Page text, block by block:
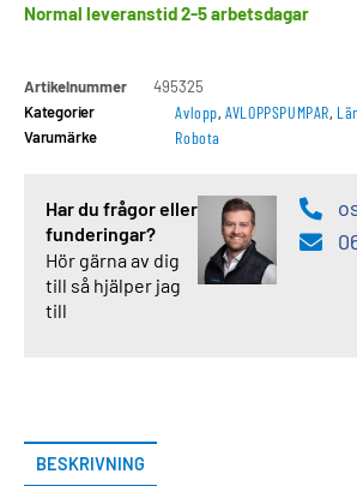
Normal leveranstid 2-5 arbetsdagar
Artikelnummer
495325
Kategorier
Avlopp,AVLOPPSPUMPAR,
Varumärke Robota
Har du frågor eller
funderingar?
Hör gärna av dig
till så hjälper jag
till
BESKRIVNING